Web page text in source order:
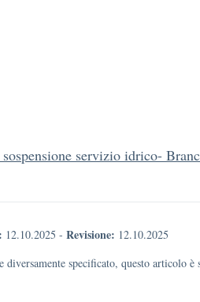
servizio idrico-
12.10.2025 - Revisione: 12.10.2025
diversamente specificato, questo articolo